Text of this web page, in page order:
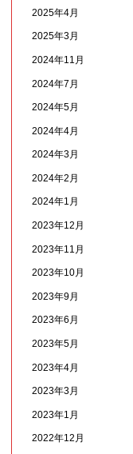
2025年4月
2025年3月
2024年11月
2024年7月
2024年5月
2024年4月
2024年3月
2024年2月
2024年1月
2023年12月
2023年11月
2023年10月
2023年9月
2023年6月
2023年5月
2023年4月
2023年3月
2023年1月
2022年12月